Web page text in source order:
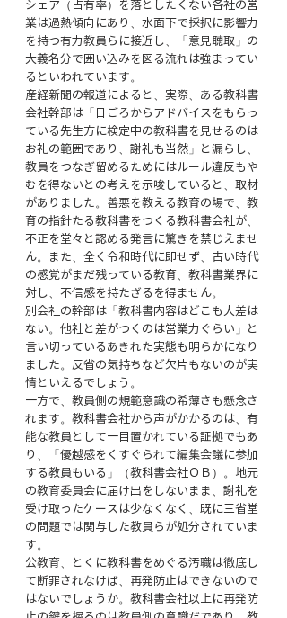
シェア（占有率）を落としたくない各社の営
業は過熱傾向にあり、水面下で採択に影響力
を持つ有力教員らに接近し、「意見聴取」の
大義名分で囲い込みを図る流れは強まってい
るといわれています。
産経新聞の報道によると、実際、ある教科書
会社幹部は「日ごろからアドバイスをもらっ
ている先生方に検定中の教科書を見せるのは
お礼の範囲であり、謝礼も当然」と漏らし、
教員をつなぎ留めるためにはルール違反もや
むを得ないとの考えを示唆していると、取材
がありました。善悪を教える教育の場で、教
育の指針たる教科書をつくる教科書会社が、
不正を堂々と認める発言に驚きを禁じえませ
ん。また、全く令和時代に即せず、古い時代
の感覚がまだ残っている教育、教科書業界に
対し、不信感を持たざるを得ません。
別会社の幹部は「教科書内容はどこも大差は
ない。他社と差がつくのは営業力ぐらい」と
言い切っているあきれた実態も明らかになり
ました。反省の気持ちなど欠片もないのが実
情といえるでしょう。
一方で、教員側の規範意識の希薄さも懸念さ
れます。教科書会社から声がかかるのは、有
能な教員として一目置かれている証拠でもあ
り、「優越感をくすぐられて編集会議に参加
する教員もいる」（教科書会社ＯＢ）。地元
の教育委員会に届け出をしないまま、謝礼を
受け取ったケースは少なくなく、既に三省堂
の問題では関与した教員らが処分されていま
す。
公教育、とくに教科書をめぐる汚職は徹底し
て断罪されなけば、再発防止はできないので
はないでしょうか。教科書会社以上に再発防